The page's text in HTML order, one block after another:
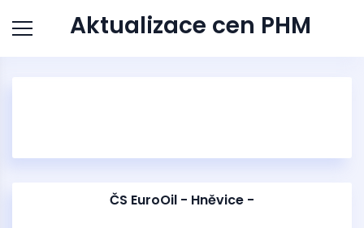
Aktualizace cen PHM
ČS EuroOil - Hněvice -